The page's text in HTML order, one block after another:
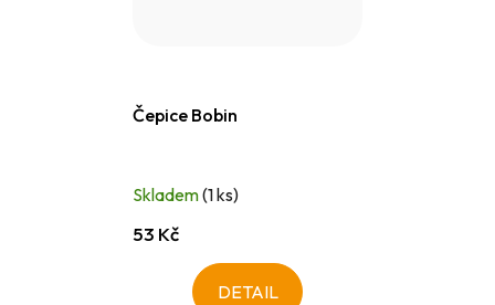
Čepice Bobin
Skladem(1 ks)
53 Kč
DETAIL